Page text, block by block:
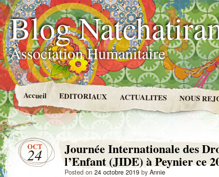
Blog
Association Humanitaire
Accueil EDITORIAUX ACTUALITES NOUS
OCT
24 Journée Internationale des
l’Enfant (JIDE) à Peynier ce
Posted on 24 octobre 2019 by Annie